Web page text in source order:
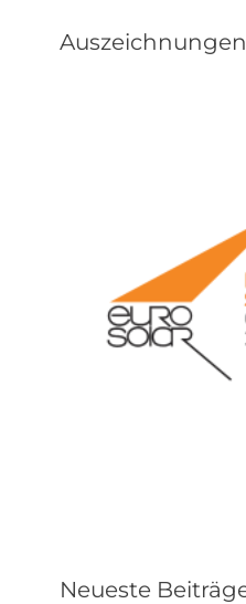
Auszeichnungen
Neueste